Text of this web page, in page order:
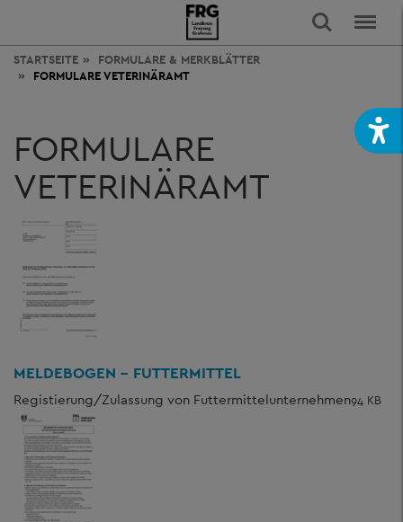
STARTSEITE
FORMULARE & MERKBLÄTTER
FORMULARE VETERINÄRAMT
FORMULARE
VETERINÄRAMT
MELDEBOGEN - FUTTERMITTEL
Registierung/Zulassung von Futtermittelunternehmen94 KB